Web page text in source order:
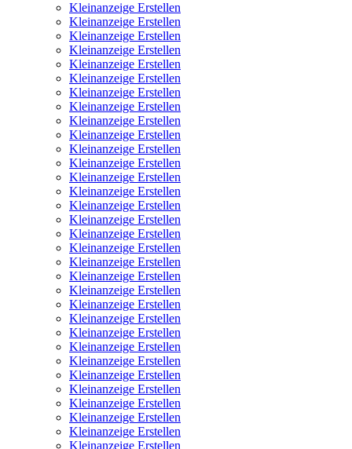
Kleinanzeige Erstellen
Kleinanzeige Erstellen
Kleinanzeige Erstellen
Kleinanzeige Erstellen
Kleinanzeige Erstellen
Kleinanzeige Erstellen
Kleinanzeige Erstellen
Kleinanzeige Erstellen
Kleinanzeige Erstellen
Kleinanzeige Erstellen
Kleinanzeige Erstellen
Kleinanzeige Erstellen
Kleinanzeige Erstellen
Kleinanzeige Erstellen
Kleinanzeige Erstellen
Kleinanzeige Erstellen
Kleinanzeige Erstellen
Kleinanzeige Erstellen
Kleinanzeige Erstellen
Kleinanzeige Erstellen
Kleinanzeige Erstellen
Kleinanzeige Erstellen
Kleinanzeige Erstellen
Kleinanzeige Erstellen
Kleinanzeige Erstellen
Kleinanzeige Erstellen
Kleinanzeige Erstellen
Kleinanzeige Erstellen
Kleinanzeige Erstellen
Kleinanzeige Erstellen
Kleinanzeige Erstellen
Kleinanzeige Erstellen